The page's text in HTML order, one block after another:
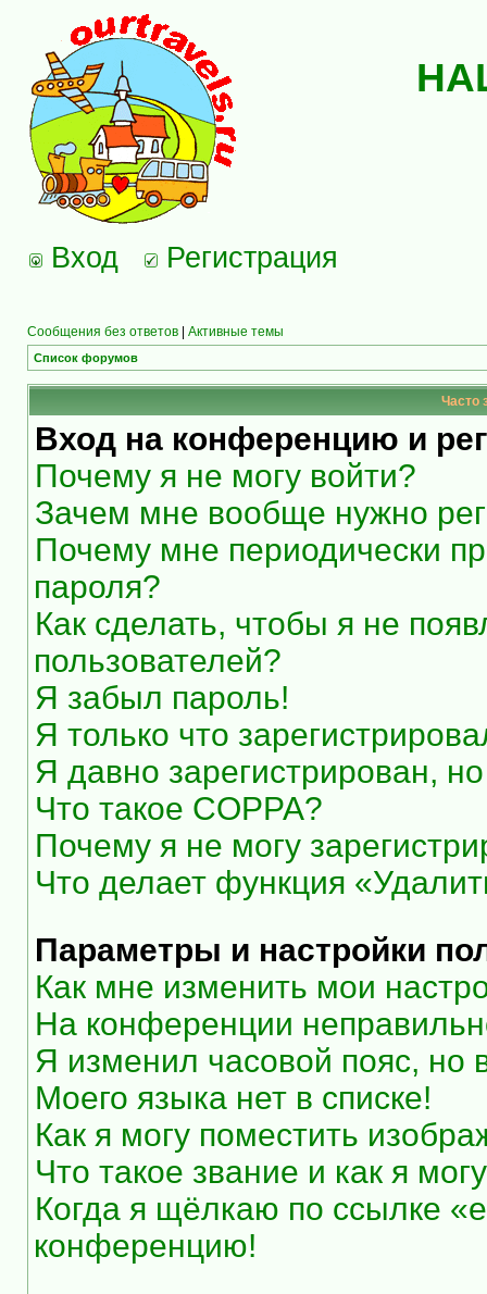
Вход Регистрация
Сообщения без ответов | Активные темы
Список форумов
Часто
Вход на конференцию и
Почему я не могу войти?
Зачем мне вообще нужно
Почему мне периодически
пароля?
Как сделать, чтобы я не
пользователей?
Я забыл пароль!
Я только что
Я давно зарегистрирован,
Что такое COPPA?
Почему я не могу
Что делает функция
Параметры и настройки
Как мне изменить мои
На конференции
Я изменил часовой пояс, но
Моего языка нет в списке!
Как я могу поместить
Что такое звание и как я
Когда я щёлкаю по ссылке
конференцию!